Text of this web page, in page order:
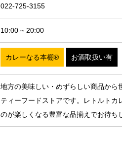
022-725-3155
10:00 ~ 20:00
カレーなる本棚® お酒取扱い有
地方の美味しい・めずらしい商品から
ティーフードストアです。レトルト
のが楽しくなる豊富な品揃えでお待ち